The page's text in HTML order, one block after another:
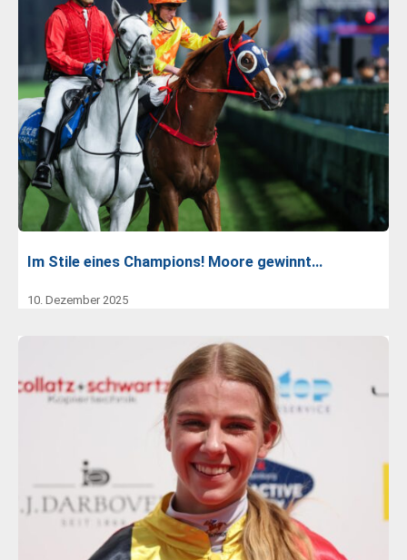
Im Stile eines Champions! Moore gewinnt…
10. Dezember 2025